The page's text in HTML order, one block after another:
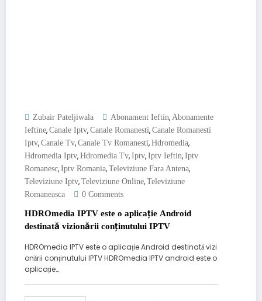
Zubair Pateljiwala Abonament Ieftin, Abonamente
Ieftine, Canale Iptv, Canale Romanesti, Canale Romanesti
Iptv, Canale Tv, Canale Tv Romanesti, Hdromedia,
Hdromedia Iptv, Hdromedia Tv, Iptv, Iptv Ieftin, Iptv
Romanesc, Iptv Romania, Televiziune Fara Antena,
Televiziune Iptv, Televiziune Online, Televiziune
Romaneasca
0 Comments
HDROmedia IPTV este o aplicație Android
destinată vizionării conținutului IPTV
HDROmedia IPTV este o aplicație Android destinată vizi
onării conținutului IPTV HDROmedia IPTV android este o
aplicație…